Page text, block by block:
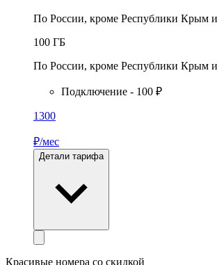
По России, кроме Республики Крым и
100 ГБ
По России, кроме Республики Крым и
Подключение - 100 ₽
1300
₽/мес
Детали тарифа
Красивые номера со скидкой